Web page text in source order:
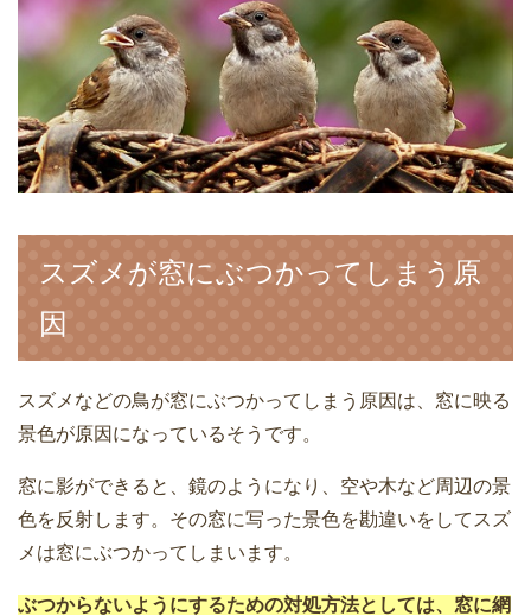
スズメが窓にぶつかってしまう原
因
スズメなどの鳥が窓にぶつかってしまう原因は、窓に映る
景色が原因になっているそうです。
窓に影ができると、鏡のようになり、空や木など周辺の景
色を反射します。その窓に写った景色を勘違いをしてスズ
メは窓にぶつかってしまいます。
ぶつからないようにするための対処方法としては、窓に網